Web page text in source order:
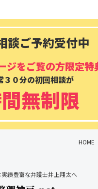
談ご予約受付中
ジをご覧の方限定特
３０分の初回相談が
無制限
HOME
績豊富な弁護士井上翔太へ